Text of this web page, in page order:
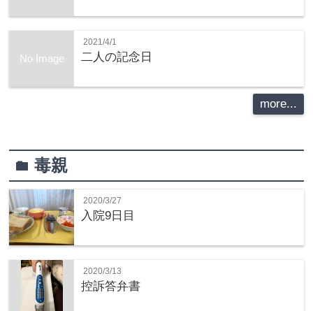
No Image
2021/4/1
二人の記念日
more...
folder毒親
2020/3/27
入院9日目
2020/3/13
控訴答弁書